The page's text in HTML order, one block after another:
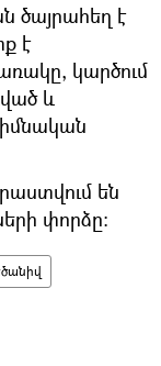
ծայրահեղ է
է
կարծում
և
են
փորձը։